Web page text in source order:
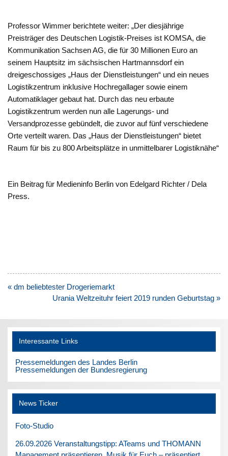
Professor Wimmer berichtete weiter: „Der diesjährige
Preisträger des Deutschen Logistik-Preises ist KOMSA, die
Kommunikation Sachsen AG, die für 30 Millionen Euro an
seinem Hauptsitz im sächsischen Hartmannsdorf ein
dreigeschossiges „Haus der Dienstleistungen“ und ein neues
Logistikzentrum inklusive Hochregallager sowie einem
Automatiklager gebaut hat. Durch das neu erbaute
Logistikzentrum werden nun alle Lagerungs- und
Versandprozesse gebündelt, die zuvor auf fünf verschiedene
Orte verteilt waren. Das „Haus der Dienstleistungen“ bietet
Raum für bis zu 800 Arbeitsplätze in unmittelbarer Logistiknähe“
Ein Beitrag für Medieninfo Berlin von Edelgard Richter / Dela
Press.
Beitragsnavigation
« dm beliebtester Drogeriemarkt
Urania Weltzeituhr feiert 2019 runden Geburtstag »
Interessante Links
Pressemeldungen des Landes Berlin
Pressemeldungen der Bundesregierung
News Ticker
Foto-Studio
26.09.2026 Veranstaltungstipp: ATeams und THOMANN